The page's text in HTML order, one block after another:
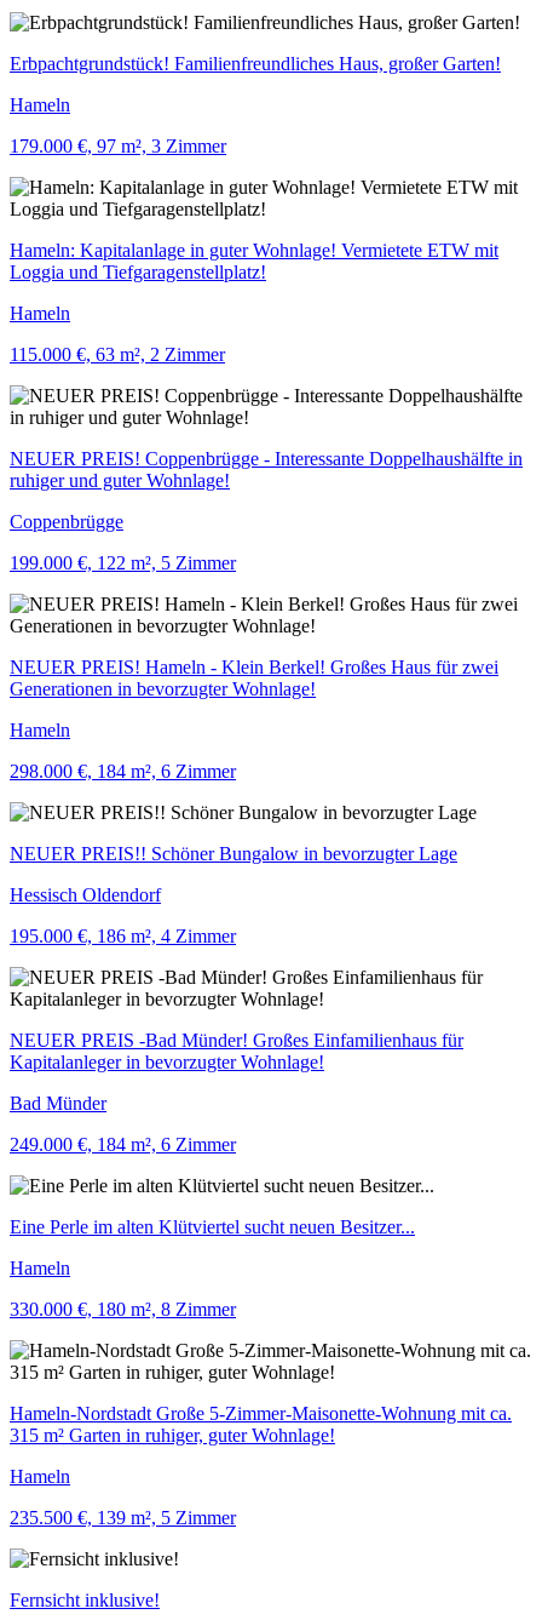
Erbpachtgrundstück! Familienfreundliches Haus, großer Garten!
Hameln
179.000 €, 97 m², 3 Zimmer
Hameln: Kapitalanlage in guter Wohnlage! Vermietete ETW mit
Loggia und Tiefgaragenstellplatz!
Hameln
115.000 €, 63 m², 2 Zimmer
NEUER PREIS! Coppenbrügge - Interessante Doppelhaushälfte in
ruhiger und guter Wohnlage!
Coppenbrügge
199.000 €, 122 m², 5 Zimmer
NEUER PREIS! Hameln - Klein Berkel! Großes Haus für zwei
Generationen in bevorzugter Wohnlage!
Hameln
298.000 €, 184 m², 6 Zimmer
NEUER PREIS!! Schöner Bungalow in bevorzugter Lage
Hessisch Oldendorf
195.000 €, 186 m², 4 Zimmer
NEUER PREIS -Bad Münder! Großes Einfamilienhaus für
Kapitalanleger in bevorzugter Wohnlage!
Bad Münder
249.000 €, 184 m², 6 Zimmer
Eine Perle im alten Klütviertel sucht neuen Besitzer...
Hameln
330.000 €, 180 m², 8 Zimmer
Hameln-Nordstadt Große 5-Zimmer-Maisonette-Wohnung mit ca.
315 m² Garten in ruhiger, guter Wohnlage!
Hameln
235.500 €, 139 m², 5 Zimmer
Fernsicht inklusive!